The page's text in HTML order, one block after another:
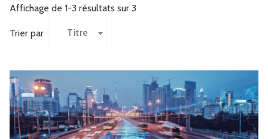
Affichage de 1-3 résultats sur 3
Trier par Titre